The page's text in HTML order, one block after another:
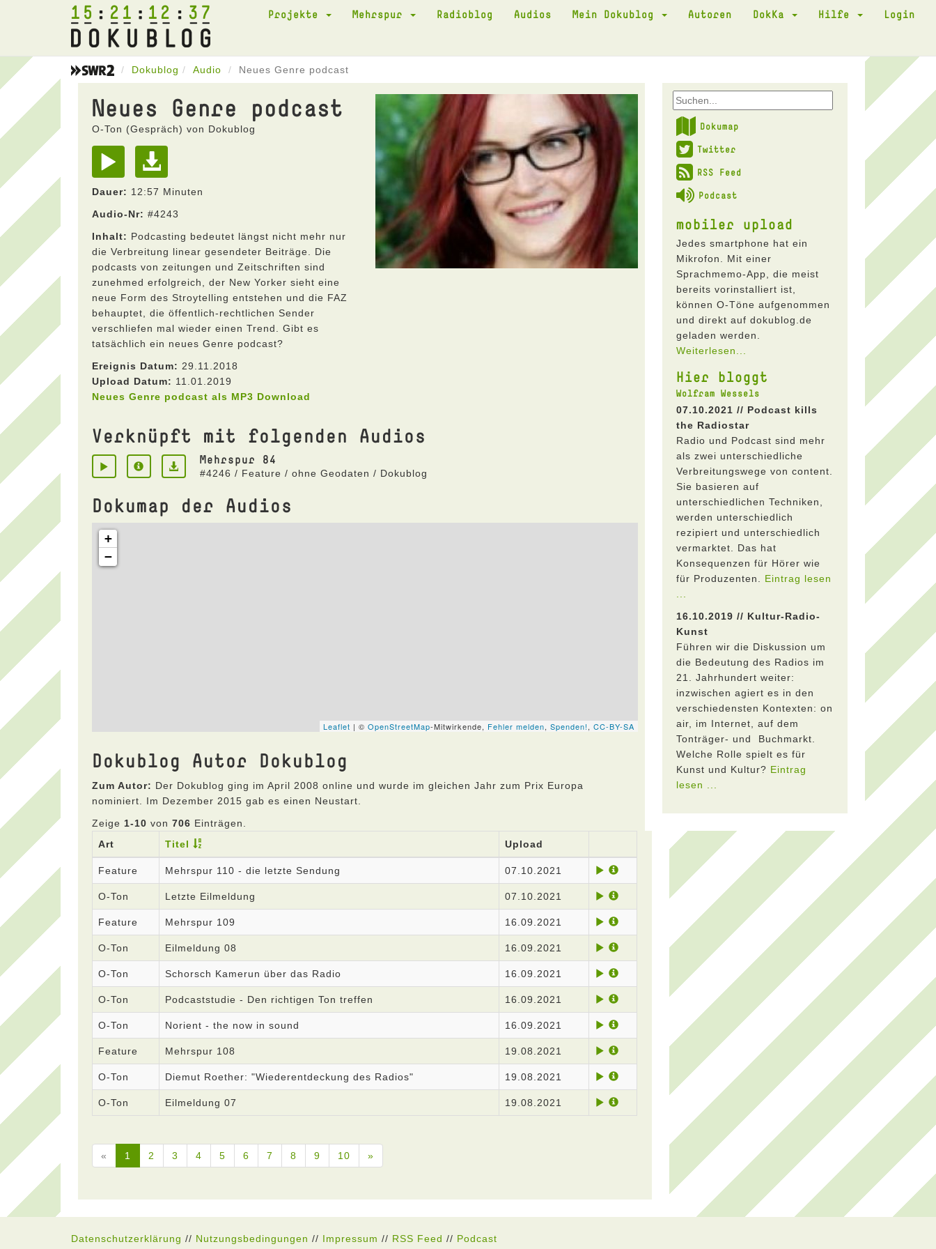
15 21 12 37 Projekte Mehrspur Radioblog Audios Mein Dokublog Autoren DokKa Hilfe Login
Dokublog Audio Neues Genre podcast
Neues Genre podcast
O-Ton (Gespräch) von Dokublog
Dauer: 12:57 Minuten
Audio-Nr: #4243
Inhalt: Podcasting bedeutet längst nicht mehr nur
die Verbreitung linear gesendeter Beiträge. Die
podcasts von zeitungen und Zeitschriften sind
zunehmed erfolgreich, der New Yorker sieht eine
neue Form des Stroytelling entstehen und die FAZ
behauptet, die öffentlich-rechtlichen Sender
verschliefen mal wieder einen Trend. Gibt es
tatsächlich ein neues Genre podcast?
Ereignis Datum: 29.11.2018
Upload Datum: 11.01.2019
Neues Genre podcast als MP3 Download
Verknüpft mit folgenden Audios
Mehrspur 84
#4246 / Feature / ohne Geodaten / Dokublog
Dokumap der Audios
Dokublog Autor Dokublog
Zum Autor: Der Dokublog ging im April 2008 online und wurde im gleichen Jahr zum Prix Europa
nominiert. Im Dezember 2015 gab es einen Neustart.
Zeige 1-10 von 706 Einträgen.
Art
Titel Upload
Feature Mehrspur 110 - die letzte Sendung 07.10.2021
O-Ton Letzte Eilmeldung 07.10.2021
Feature Mehrspur 109 16.09.2021
O-Ton Eilmeldung 08 16.09.2021
O-Ton Schorsch Kamerun über das Radio 16.09.2021
O-Ton Podcaststudie - Den richtigen Ton treffen 16.09.2021
O-Ton Norient - the now in sound 16.09.2021
Feature Mehrspur 108 19.08.2021
O-Ton Diemut Roether: "Wiederentdeckung des Radios" 19.08.2021
O-Ton Eilmeldung 07 19.08.2021
« 1 2 3 4 5 6 7 8 9 10 »
Dokumap
Twitter
RSS Feed
Podcast
mobiler upload
Jedes smartphone hat ein
Mikrofon. Mit einer
Sprachmemo-App, die meist
bereits vorinstalliert ist,
können O-Töne aufgenommen
und direkt auf dokublog.de
geladen werden.
Weiterlesen...
Hier bloggt
Wolfram Wessels
07.10.2021 // Podcast kills
the Radiostar
Radio und Podcast sind mehr
als zwei unterschiedliche
Verbreitungswege von content.
Sie basieren auf
unterschiedlichen Techniken,
werden unterschiedlich
rezipiert und unterschiedlich
vermarktet. Das hat
Konsequenzen für Hörer wie
für Produzenten. Eintrag lesen
16.10.2019 // Kultur-Radio-
Kunst
Führen wir die Diskussion um
die Bedeutung des Radios im
21. Jahrhundert weiter:
inzwischen agiert es in den
verschiedensten Kontexten: on
air, im Internet, auf dem
Tonträger- und Buchmarkt.
Welche Rolle spielt es für
Kunst und Kultur? Eintrag
lesen ...
Datenschutzerklärung // Nutzungsbedingungen // Impressum // RSS Feed // Podcast